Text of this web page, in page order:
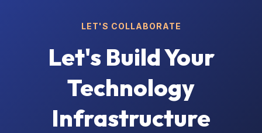
LET'S COLLABORATE
Let's Build Your
Technology
Infrastructure